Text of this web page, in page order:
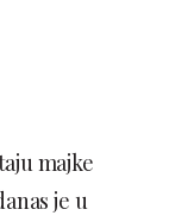
majke
je u